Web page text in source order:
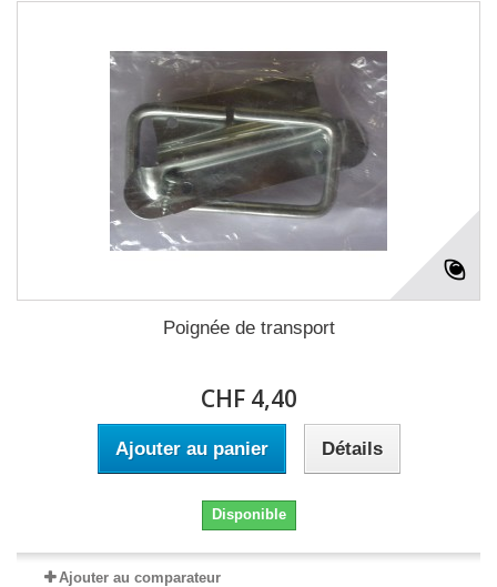
Poignée de transport
CHF 4,40
Ajouter au panier Détails
Disponible
Ajouter au comparateur